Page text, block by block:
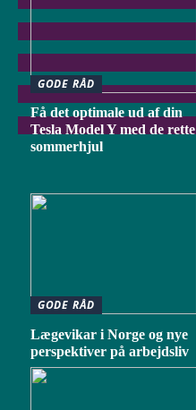
GODE RÅD
Få det optimale ud af din
Tesla Model Y med de rette
sommerhjul
GODE RÅD
Lægevikar i Norge og nye
perspektiver på arbejdsliv